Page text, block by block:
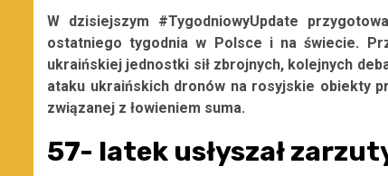
W dzisiejszym #TygodniowyUpdate
ostatniego tygodnia w Polsce i na świecie.
ukraińskiej jednostki sił zbrojnych, kolejnych
ataku ukraińskich dronów na rosyjskie obiekty
związanej z łowieniem suma.
57- latek usłyszał